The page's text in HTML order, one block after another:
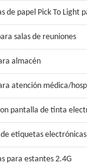
de papel Pick To Light
salas de reuniones
almacén
atención médica/
pantalla de tinta
etiquetas
para estantes 2.4G